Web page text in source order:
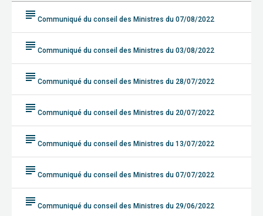
subject Communiqué du conseil des Ministres du 07/08/2022
subject Communiqué du conseil des Ministres du 03/08/2022
subject Communiqué du conseil des Ministres du 28/07/2022
subject Communiqué du conseil des Ministres du 20/07/2022
subject Communiqué du conseil des Ministres du 13/07/2022
subject Communiqué du conseil des Ministres du 07/07/2022
subject Communiqué du conseil des Ministres du 29/06/2022